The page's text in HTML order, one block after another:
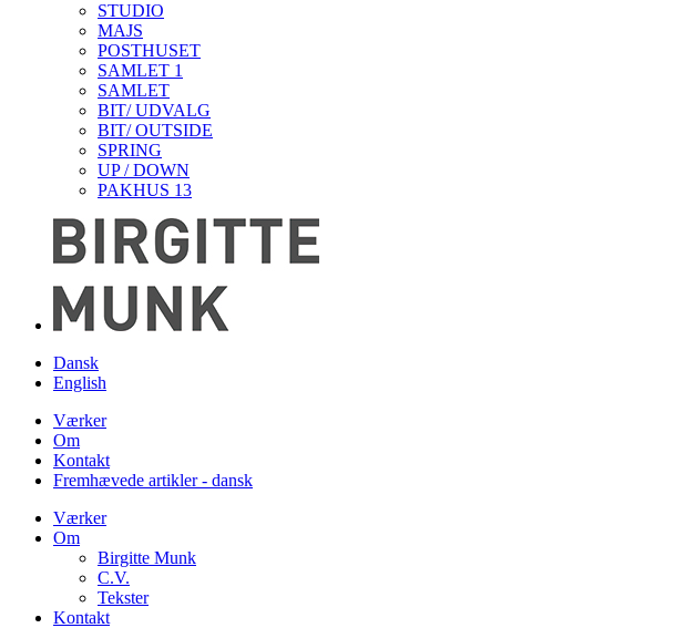
STUDIO
MAJS
POSTHUSET
SAMLET 1
SAMLET
BIT/ UDVALG
BIT/ OUTSIDE
SPRING
UP / DOWN
PAKHUS 13
Dansk
English
Værker
Om
Kontakt
Fremhævede artikler - dansk
Værker
Om
Birgitte Munk
C.V.
Tekster
Kontakt